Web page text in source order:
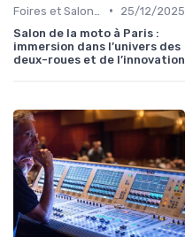
•
25/12/2025
Salon de la moto à Paris :
immersion dans l’univers des
deux-roues et de l’innovation